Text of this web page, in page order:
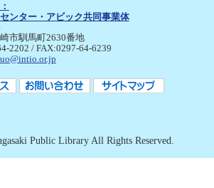
ンター・アビック共同事業体
市馴馬町2630番地
2202 / FAX:0297-64-6239
Public Library All Rights Reserved.